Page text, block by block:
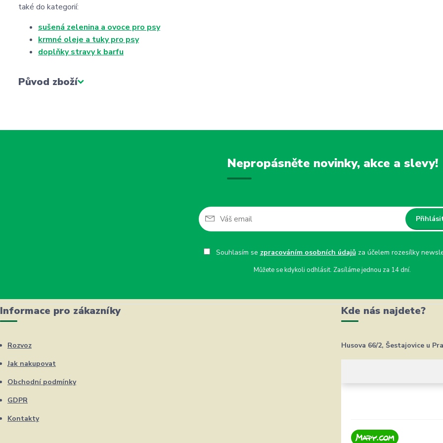
také do kategorií:
sušená zelenina a ovoce pro psy
krmné oleje a tuky pro psy
doplňky stravy k barfu
Původ zboží
Nepropásněte novinky, akce a slevy!
Souhlasím se zpracováním osobních údajůza účelem rozesílky
Můžete se kdykoli odhlásit. Zasíláme jednou za 14 dní.
Informace pro zákazníky
Rozvoz
Jak nakupovat
Obchodní podmínky
GDPR
Kontakty
Kde nás najdete?
Husova 66/2, Šestajovice u